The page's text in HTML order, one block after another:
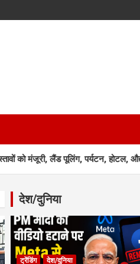
पूलिंग, पर्यटन, होटल, औद्योगिक भवन
देश/दुनिया
ट्रेंडिंग देश/दुनिया